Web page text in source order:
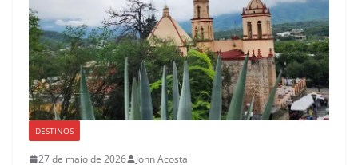
DESTINOS
27 de maio de 2026 John Acosta